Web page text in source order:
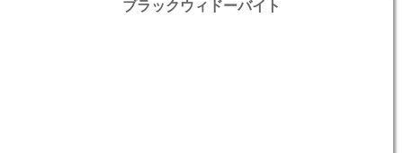
ブラックウィドーバイト